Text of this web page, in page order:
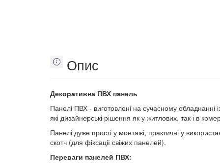
Опис
Декоративна ПВХ панель
Панелі ПВХ - виготовлені на сучасному обладнанні
які дизайнерські рішення як у житлових, так і в
Панелі дуже прості у монтажі, практичні у
скотч (для фіксації свіжих панелей).
Переваги панелей ПВХ: